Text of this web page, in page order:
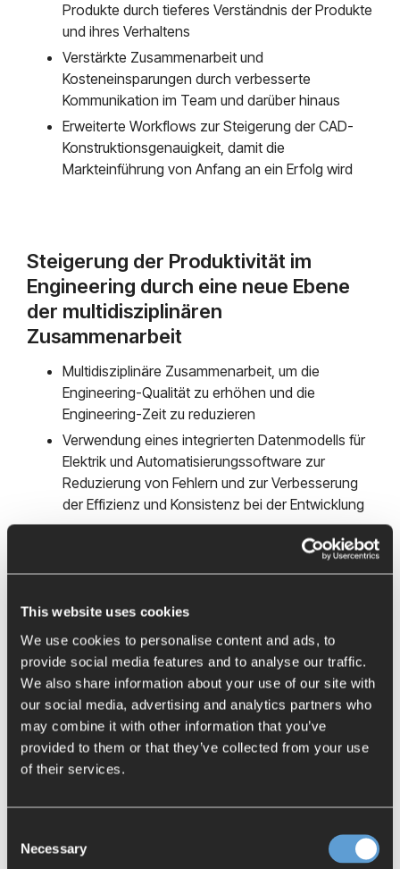
This website uses cookies
We use cookies to personalise content and ads, to
provide social media features and to analyse our traffic.
We also share information about your use of our site with
our social media, advertising and analytics partners who
may combine it with other information that you’ve
provided to them or that they’ve collected from your use
of their services.
Selection
Necessary
Produkte durch tieferes Verständnis der Produkte
und ihres Verhaltens
Verstärkte Zusammenarbeit und
Kosteneinsparungen durch verbesserte
Kommunikation im Team und darüber hinaus
Erweiterte Workflows zur Steigerung der CAD-
Konstruktionsgenauigkeit, damit die
Markteinführung von Anfang an ein Erfolg wird
Steigerung der Produktivität im
Engineering durch eine neue Ebene
der multidisziplinären
Zusammenarbeit
Multidisziplinäre Zusammenarbeit, um die
Engineering-Qualität zu erhöhen und die
Engineering-Zeit zu reduzieren
Verwendung eines integrierten Datenmodells für
Elektrik und Automatisierungssoftware zur
Reduzierung von Fehlern und zur Verbesserung
der Effizienz und Konsistenz bei der Entwicklung
Einsatz von regelbasiertem Engineering, um
Fehler zu eliminieren, die Kontrolle und Validierung
von Engineering-Daten zu ermöglichen und die
Reduzieren von Risiken, durch Nutzung
mechatronischer Vorlagen zur einfachen
Wiederverwendung von Wissen
Kürzere Markteinführungszeiten durch kürzere
Änderungszyklen und den digitalen Zwilling für
die Produktion
Senkung der Produktionskosten durch die
Erweiterung des digitalen Zwillings zur Simulation
Reduzierung der Betriebskosten durch den